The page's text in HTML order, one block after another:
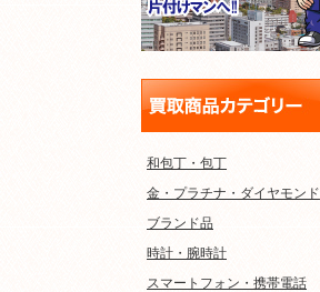
和包丁・包丁
金・プラチナ・ダイヤモンド
ブランド品
時計・腕時計
スマートフォン・携帯電話